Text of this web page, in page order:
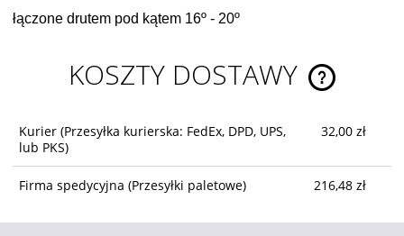
łączone drutem pod kątem 16º - 20º
KOSZTY DOSTAWY
CENA NIE
Kurier (Przesyłka kurierska: FedEx, DPD, UPS,
lub PKS)
32,00 zł
Firma spedycyjna (Przesyłki paletowe) 216,48 zł